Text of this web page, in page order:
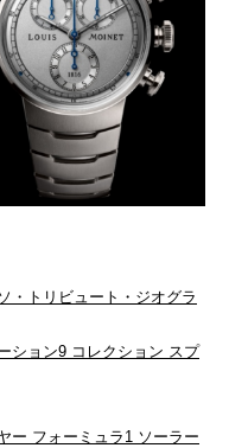
・トリビュート・ジオグラ
ション9 コレクション スプ
ー フォーミュラ1 ソーラー